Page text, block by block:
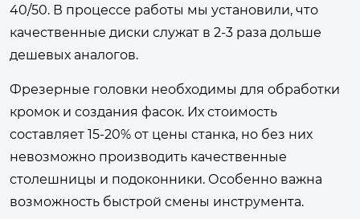
40/50. В процессе работы мы установили, что
качественные диски служат в 2-3 раза дольше
дешевых аналогов.
Фрезерные головки необходимы для обработки
кромок и создания фасок. Их стоимость
составляет 15-20% от цены станка, но без них
невозможно производить качественные
столешницы и подоконники. Особенно важна
возможность быстрой смены инструмента.